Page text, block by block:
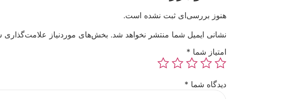
هنوز بررسی‌ای ثبت نشده است.
نشانی ایمیل شما منتشر نخواهد شد. بخش‌های موردنیاز علامت‌گذاری
امتیاز شما *
دیدگاه شما *